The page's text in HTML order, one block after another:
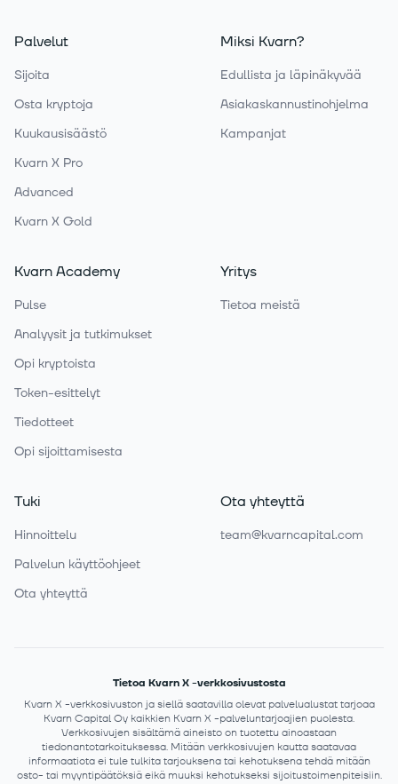
Palvelut
Sijoita
Osta kryptoja
Kuukausisäästö
Kvarn X Pro
Advanced
Kvarn X Gold
Miksi Kvarn?
Edullista ja läpinäkyvää
Asiakaskannustinohjelma
Kampanjat
Kvarn Academy
Pulse
Analyysit ja tutkimukset
Opi kryptoista
Token-esittelyt
Tiedotteet
Opi sijoittamisesta
Yritys
Tietoa meistä
Tuki
Hinnoittelu
Palvelun käyttöohjeet
Ota yhteyttä
Ota yhteyttä
team@kvarncapital.com
Tietoa Kvarn X -verkkosivustosta
Kvarn X -verkkosivuston ja siellä saatavilla olevat palvelualustat tarjoaa
Kvarn Capital Oy kaikkien Kvarn X -palveluntarjoajien puolesta.
Verkkosivujen sisältämä aineisto on tuotettu ainoastaan
tiedonantotarkoituksessa. Mitään verkkosivujen kautta saatavaa
informaatiota ei tule tulkita tarjouksena tai kehotuksena tehdä mitään
osto- tai myyntipäätöksiä eikä muuksi kehotukseksi sijoitustoimenpiteisiin.